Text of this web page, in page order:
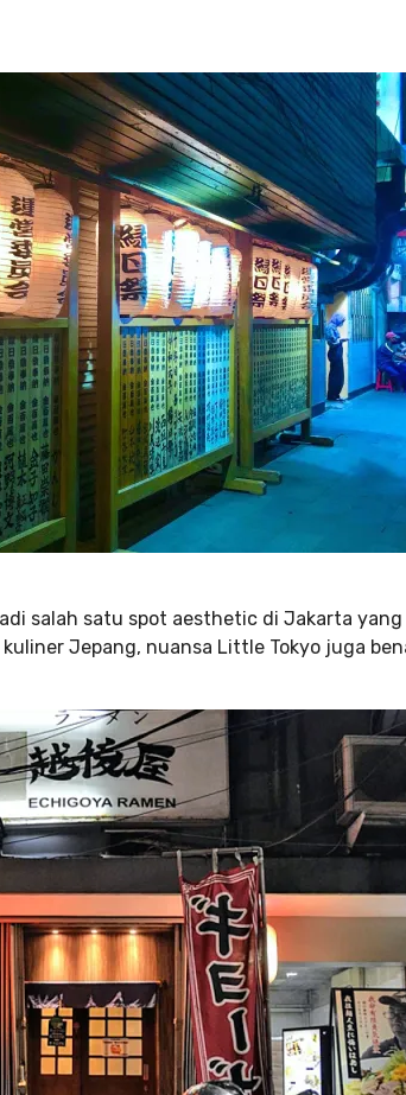
salah satu spot aesthetic di Jakarta yang
Jepang, nuansa Little Tokyo juga